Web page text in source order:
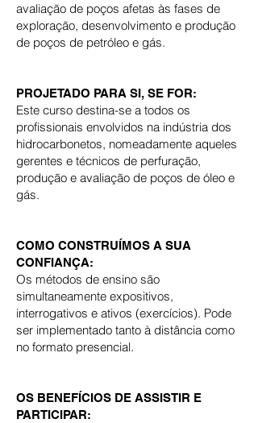
avaliação de poços afetas às fases de
exploração, desenvolvimento e produção
de poços de petróleo e gás.
PROJETADO PARA SI, SE FOR:
Este curso destina-se a todos os
profissionais envolvidos na indústria dos
hidrocarbonetos, nomeadamente aqueles
gerentes e técnicos de perfuração,
produção e avaliação de poços de óleo e
gás.
COMO CONSTRUÍMOS A SUA
CONFIANÇA:
Os métodos de ensino são
simultaneamente expositivos,
interrogativos e ativos (exercícios). Pode
ser implementado tanto à distância como
no formato presencial.
OS BENEFÍCIOS DE ASSISTIR E
PARTICIPAR: